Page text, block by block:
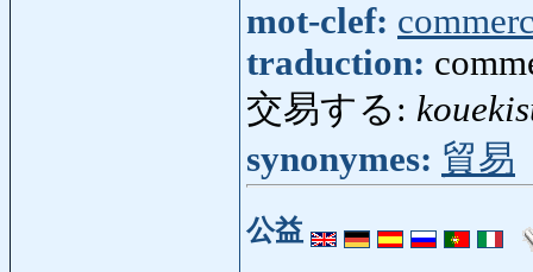
mot-clef:
traduction:
交易する:
synonymes: 貿易
公益